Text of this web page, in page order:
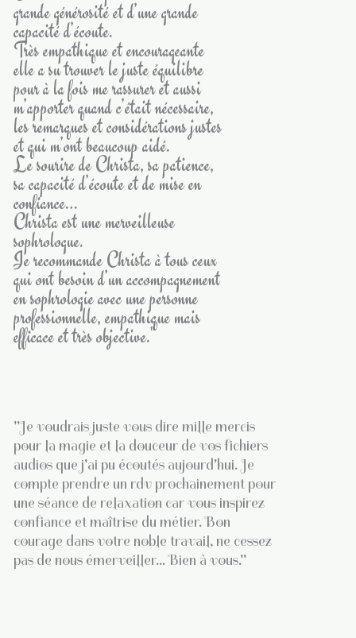
grande générosité et d’une grande
capacité d’écoute.
Très empathique et encourageante
elle a su trouver le juste équilibre
pour à la fois me rassurer et aussi
m’apporter quand c’était nécessaire,
les remarques et considérations justes
et qui m’ont beaucoup aidé.
Le sourire de Christa, sa patience,
sa capacité d’écoute et de mise en
confiance…
Christa est une merveilleuse
sophrologue.
Je recommande Christa à tous ceux
qui ont besoin d’un accompagnement
en sophrologie avec une personne
professionnelle, empathique mais
efficace et très objective."
"Je voudrais juste vous dire mille mercis
pour la magie et la douceur de vos fichiers
audios que j'ai pu écoutés aujourd'hui. Je
compte prendre un rdv prochainement pour
une séance de relaxation car vous inspirez
confiance et maîtrise du métier. Bon
courage dans votre noble travail, ne cessez
pas de nous émerveiller... Bien à vous."